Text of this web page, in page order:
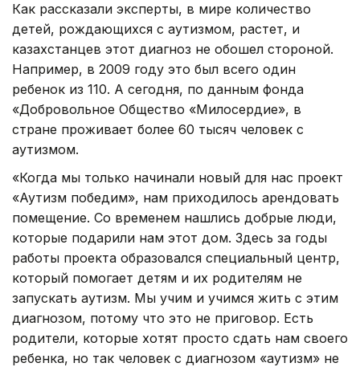
Как рассказали эксперты, в мире количество
детей, рождающихся с аутизмом, растет, и
казахстанцев этот диагноз не обошел стороной.
Например, в 2009 году это был всего один
ребенок из 110. А сегодня, по данным фонда
«Добровольное Общество «Милосердие», в
стране проживает более 60 тысяч человек с
аутизмом.
«Когда мы только начинали новый для нас проект
«Аутизм победим», нам приходилось арендовать
помещение. Со временем нашлись добрые люди,
которые подарили нам этот дом. Здесь за годы
работы проекта образовался специальный центр,
который помогает детям и их родителям не
запускать аутизм. Мы учим и учимся жить с этим
диагнозом, потому что это не приговор. Есть
родители, которые хотят просто сдать нам своего
ребенка, но так человек с диагнозом «аутизм» не